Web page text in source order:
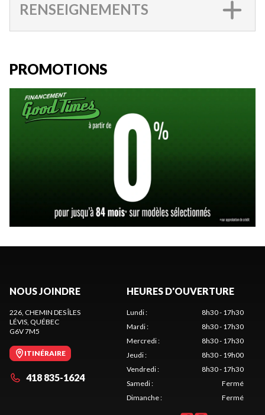
RENSEIGNEMENTS
PROMOTIONS
NOUS JOINDRE
226, CHEMIN DES ÎLES
LÉVIS , QUÉBEC
G6V 7M5
ITINÉRAIRE
418 835-1624
HEURES D'OUVERTURE
Lundi:
8h30 - 17h30
Mardi:
8h30 - 17h30
Mercredi:
8h30 - 17h30
Jeudi:
8h30 - 19h00
Vendredi:
8h30 - 17h30
Samedi:
Fermé
Dimanche: Fermé